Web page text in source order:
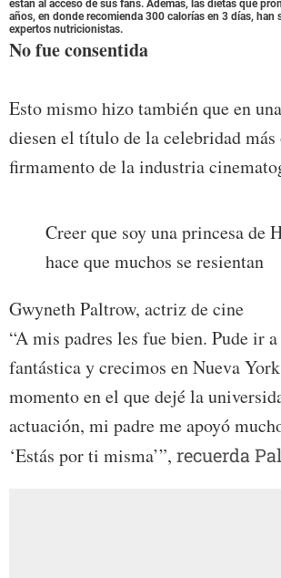
están al acceso de sus fans. Además, las dietas que
años, en donde recomienda 300 calorías en 3 días, han
expertos nutricionistas.
No fue consentida
Esto mismo hizo también que en
diesen el título de la celebridad más
firmamento de la industria
Creer que soy una princesa de
hace que muchos se resientan
Gwyneth Paltrow, actriz de cine
“A mis padres les fue bien. Pude ir
fantástica y crecimos en Nueva
momento en el que dejé la
actuación, mi padre me apoyó
‘Estás por ti misma’”, recuerda